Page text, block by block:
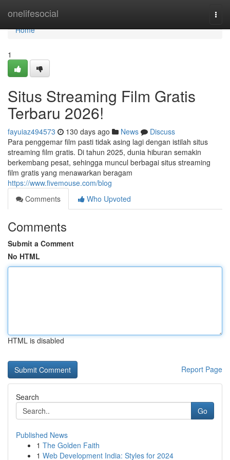
onelifesocial
Home
Home
1
Situs Streaming Film Gratis
Terbaru 2026!
fayuiaz494573 130 days ago News
Discuss
Para penggemar film pasti tidak asing lagi dengan istilah situs
streaming film gratis. Di tahun 2025, dunia hiburan semakin
berkembang pesat, sehingga muncul berbagai situs streaming
film gratis yang menawarkan beragam
https://www.fivemouse.com/blog
Comments
Who Upvoted
Comments
Submit a Comment
No HTML
HTML is disabled
Report Page
Search
Go
Published News
1 The Golden Faith
1 Web Development India: Styles for 2024